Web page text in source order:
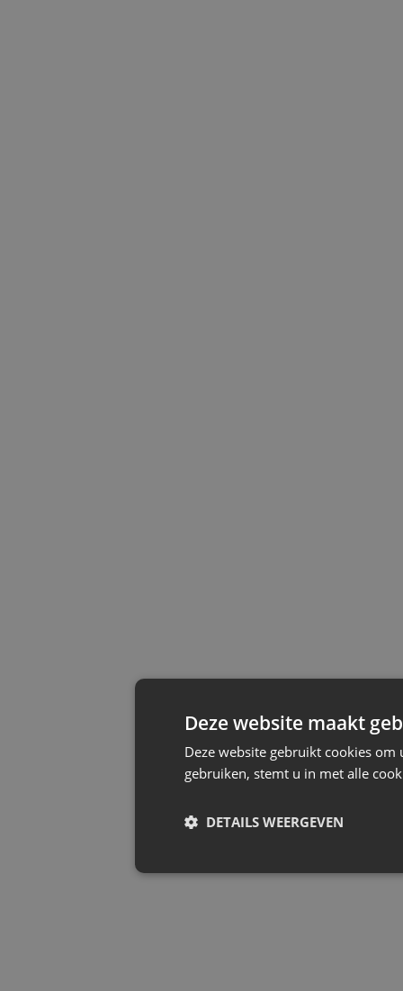
Deze website maakt
Deze website gebruikt cookies
gebruiken, stemt u in met alle
DETAILS WEERGEVEN